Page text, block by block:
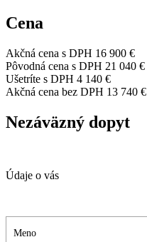
Cena
Akčná cena s DPH 16 900 €
Pôvodná cena s DPH 21 040 €
Ušetríte s DPH 4 140 €
Akčná cena bez DPH 13 740 €
Nezáväzný dopyt
Údaje o vás